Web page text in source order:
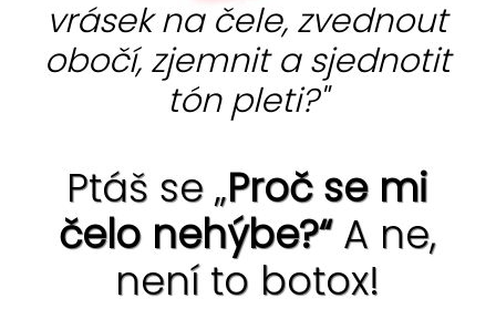
vrásek na čele, zvednout
obočí, zjemnit a sjednotit
tón pleti?"
Ptáš se „Proč se mi
čelo nehýbe?“A ne,
není to botox!